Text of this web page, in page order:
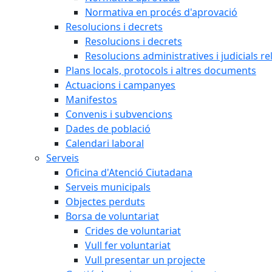
Normativa en procés d'aprovació
Resolucions i decrets
Resolucions i decrets
Resolucions administratives i judicials
Plans locals, protocols i altres documents
Actuacions i campanyes
Manifestos
Convenis i subvencions
Dades de població
Calendari laboral
Serveis
Oficina d'Atenció Ciutadana
Serveis municipals
Objectes perduts
Borsa de voluntariat
Crides de voluntariat
Vull fer voluntariat
Vull presentar un projecte